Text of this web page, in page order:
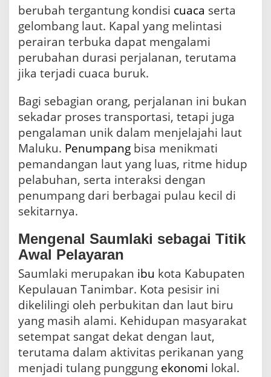
berubah tergantung kondisi cuaca serta
gelombang laut. Kapal yang melintasi
perairan terbuka dapat mengalami
perubahan durasi perjalanan, terutama
jika terjadi cuaca buruk.
Bagi sebagian orang, perjalanan ini bukan
sekadar proses transportasi, tetapi juga
pengalaman unik dalam menjelajahi laut
Maluku. Penumpang bisa menikmati
pemandangan laut yang luas, ritme hidup
pelabuhan, serta interaksi dengan
penumpang dari berbagai pulau kecil di
sekitarnya.
Mengenal Saumlaki sebagai Titik
Awal Pelayaran
Saumlaki merupakan ibu kota Kabupaten
Kepulauan Tanimbar. Kota pesisir ini
dikelilingi oleh perbukitan dan laut biru
yang masih alami. Kehidupan masyarakat
setempat sangat dekat dengan laut,
terutama dalam aktivitas perikanan yang
menjadi tulang punggung ekonomi lokal.